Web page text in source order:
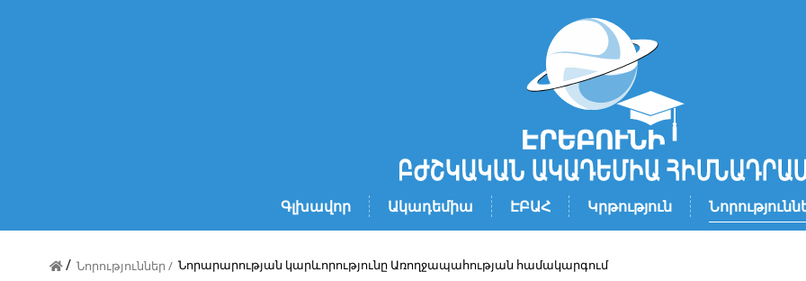
Գլխավոր Ակադեմիա ԷԲԱՀ Կրթություն
/ Նորություններ / Նորարարության կարևորությունը Առողջապահության համակարգում